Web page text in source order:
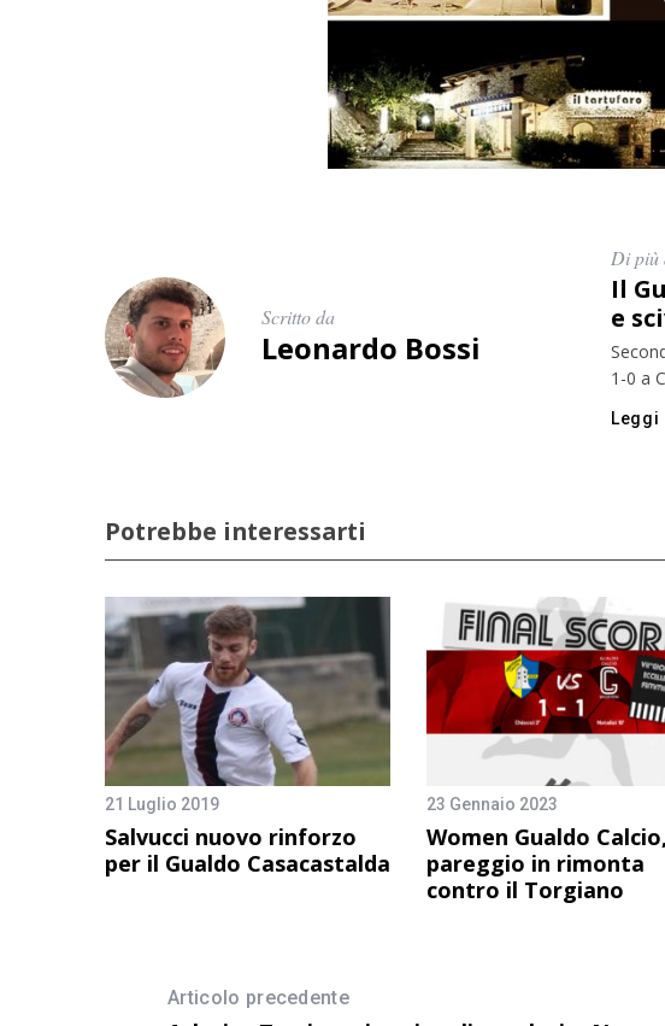
Scritto da
Leonardo Bossi
Di più
Il
e
1-0 a
Leggi
Potrebbe interessarti
21 Luglio 2019
Salvucci nuovo rinforzo
per il Gualdo Casacastalda
23 Gennaio 2023
Women Gualdo Calcio,
pareggio in rimonta
contro il Torgiano
Articolo precedente